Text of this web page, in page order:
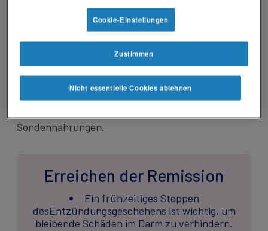
Ein wesentliches Therapieziel ist,
Mangelernährung zu vermeiden und eine
auch der Nährstoffversorgung zu gewährleisten.
Essenzielle Bestandteile der Morbus Crohn
Therapie sind deshalb eine gute ärztliche und
ernährungstherapeutische Betreuung sowie der
Sondennahrungen.
Erreichen der Remission
Ein frühzeitiges Stoppen
desEntzündungsgeschehens ist wichtig, um
bleibende Schäden im Darm zu verhindern.
Cookie-Einstellungen
Nicht essentielle Cookies ablehnen
Zustimmen